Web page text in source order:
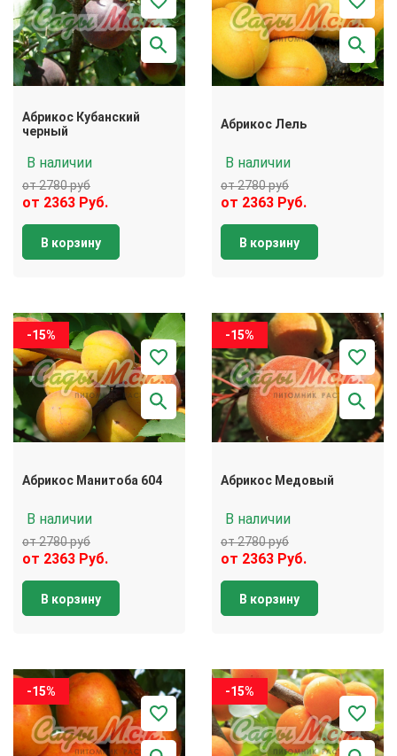
Абрикос Кубанский
черный
В наличии
от 2780 руб
от 2363 Руб.
В корзину
Абрикос Лель
В наличии
от 2780 руб
от 2363 Руб.
В корзину
-15%
Абрикос Манитоба 604
В наличии
от 2780 руб
от 2363 Руб.
В корзину
-15%
Абрикос Медовый
В наличии
от 2780 руб
от 2363 Руб.
В корзину
-15% -15%